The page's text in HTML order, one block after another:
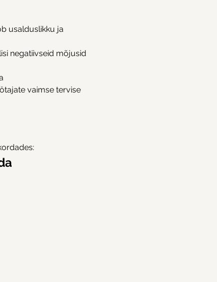
usalduslikku ja
negatiivseid mõjusid
vaimse tervise